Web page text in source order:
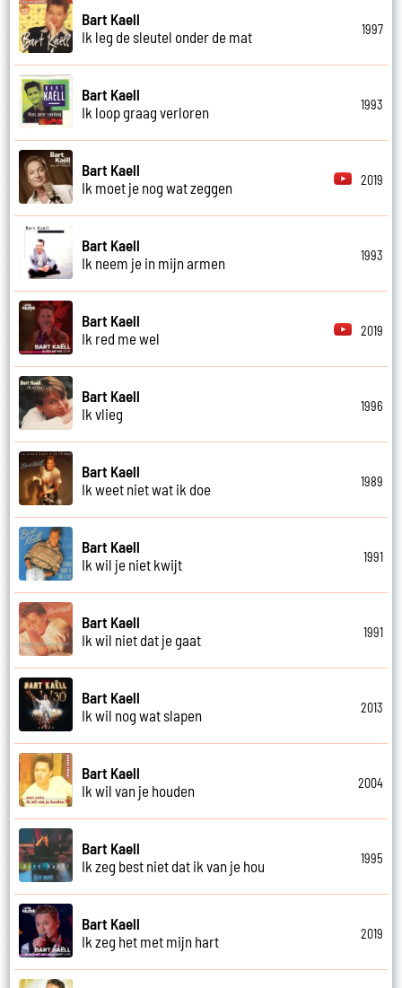
Bart Kaell
Ik leg de sleutel onder de mat
1997
Bart Kaell
Ik loop graag verloren
1993
Bart Kaell
Ik moet je nog wat zeggen
2019
Bart Kaell
Ik neem je in mijn armen
1993
Bart Kaell
Ik red me wel
2019
Bart Kaell
Ik vlieg
1996
Bart Kaell
Ik weet niet wat ik doe
1989
Bart Kaell
Ik wil je niet kwijt
1991
Bart Kaell
Ik wil niet dat je gaat
1991
Bart Kaell
Ik wil nog wat slapen
2013
Bart Kaell
Ik wil van je houden
2004
Bart Kaell
Ik zeg best niet dat ik van je hou
1995
Bart Kaell
Ik zeg het met mijn hart
2019